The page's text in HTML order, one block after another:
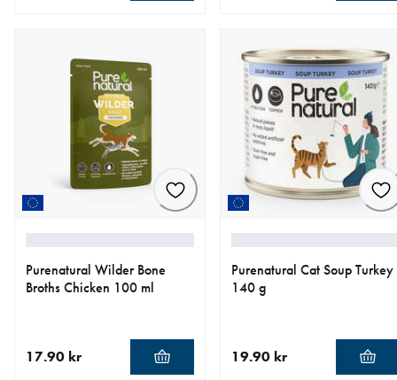
Purenatural Wilder Bone
Broths Chicken 100 ml
17.90 kr
Purenatural Cat Soup Turkey
140 g
19.90 kr